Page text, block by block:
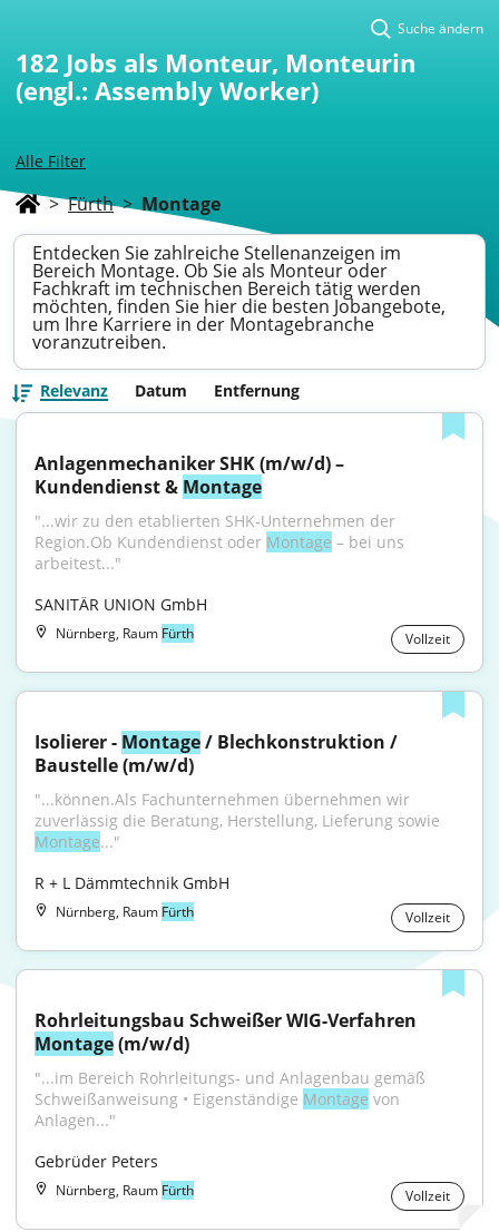
Alle Filter
Suche ändern
182 Jobs als Monteur, Monteurin
(engl.: Assembly Worker)
> Fürth > Montage
Entdecken Sie zahlreiche Stellenanzeigen im
Bereich Montage. Ob Sie als Monteur oder
Fachkraft im technischen Bereich tätig werden
möchten, finden Sie hier die besten Jobangebote,
um Ihre Karriere in der Montagebranche
voranzutreiben.
Relevanz Datum Entfernung
Anlagenmechaniker SHK (m/w/d) –
Kundendienst & Montage
"...wir zu den etablierten SHK-Unternehmen der
Region.Ob Kundendienst oder Montage – bei uns
arbeitest..."
SANITÄR UNION GmbH
Nürnberg, Raum Fürth Vollzeit
Isolierer - Montage / Blechkonstruktion /
Baustelle (m/w/d)
"...können.Als Fachunternehmen übernehmen wir
Montage..."
R + L Dämmtechnik GmbH
Nürnberg, Raum Fürth Vollzeit
Montage (m/w/d)
"...im Bereich Rohrleitungs- und Anlagenbau gemäß
Schweißanweisung • Eigenständige Montage von
Anlagen..."
Gebrüder Peters
Nürnberg, Raum Fürth Vollzeit